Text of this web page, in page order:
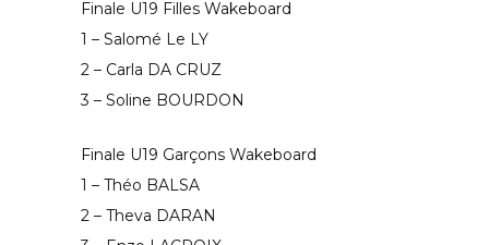
Finale U19 Filles Wakeboard
1 – Salomé Le LY
2 – Carla DA CRUZ
3 – Soline BOURDON
Finale U19 Garçons Wakeboard
1 – Théo BALSA
2 – Theva DARAN